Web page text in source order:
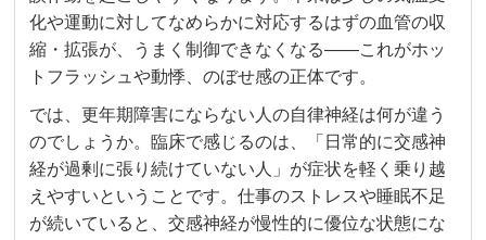
化や運動に対してなめらかに対応するはずの血管の収
縮・拡張が、うまく制御できなくなる——これがホッ
トフラッシュや動悸、のぼせ感の正体です。
では、更年期障害にならない人の自律神経は何が違う
のでしょうか。臨床で感じるのは、「日常的に交感神
経が過剰に張り続けていない人」が症状を軽く乗り越
えやすいということです。仕事のストレスや睡眠不足
が続いていると、交感神経が慢性的に優位な状態にな